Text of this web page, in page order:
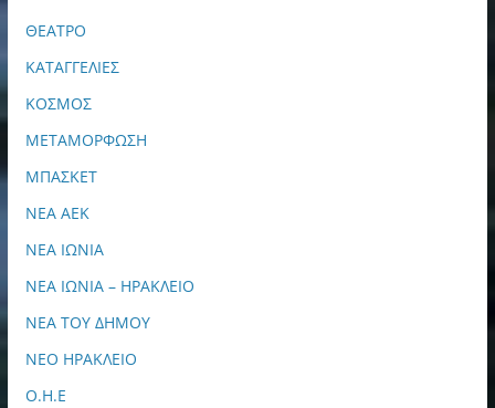
ΘΕΑΤΡΟ
ΚΑΤΑΓΓΕΛΙΕΣ
ΚΟΣΜΟΣ
ΜΕΤΑΜΟΡΦΩΣΗ
ΜΠΑΣΚΕΤ
ΝΕΑ ΑΕΚ
ΝΕΑ ΙΩΝΙΑ
ΝΕΑ ΙΩΝΙΑ – ΗΡΑΚΛΕΙΟ
ΝΕΑ ΤΟΥ ΔΗΜΟΥ
ΝΕΟ ΗΡΑΚΛΕΙΟ
Ο.Η.Ε